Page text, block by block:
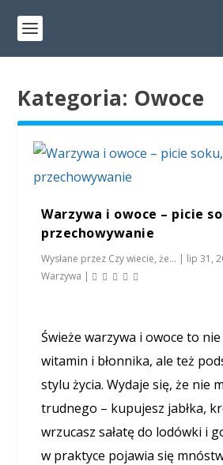
Kategoria: Owoce
Warzywa i owoce – picie
przechowywanie
Wysłane przez Czy wiecie, że... | lip 31,
Warzywa |
Świeże warzywa i owoce to
witamin i błonnika, ale też
stylu życia. Wydaje się, że nie
trudnego – kupujesz jabłka,
wrzucasz sałatę do lodówki i
w praktyce pojawia się